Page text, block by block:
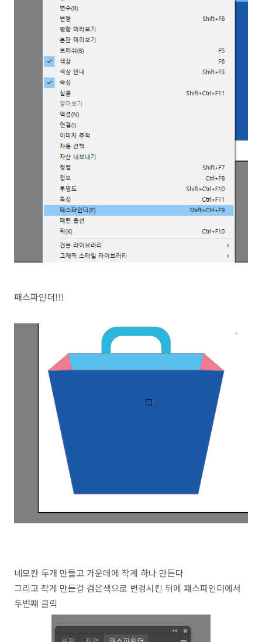
패스파인더!!!
네모칸 두개 만들고 가운데에 작게 하나 만든다
그리고 작게 만든걸 검은색으로 변경시킨 뒤에 패스파인더에서
두번쨰 클릭